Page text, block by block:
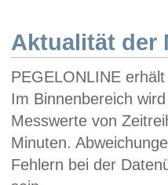
Aktualität der
PEGELONLINE
Im Binnenbereich
Messwerte von
Minuten.
Fehlern bei der